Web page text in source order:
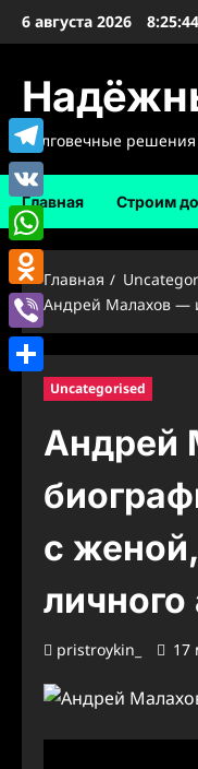
Перейти
6 августа 2026
Долговечные решения
Главная Строим
Главная
Андрей Малахов —
Uncategorised
Андрей
с
личного
pristroykin_ 17
Telegram
VK
WhatsApp
Odnoklassniki
Viber
Отправить